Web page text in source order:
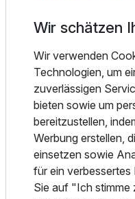
Für 4 Tage
Appartement Komfort
2 Erwachsene und 3 Kinder
Blumen bewachsene
In den großen
sich Kaminöfen, die
Nebensaison verbreiten.
können Sie entspannen.
Gelände.
Sie haben die
Urlaub zu genießen, ein
Ferienimmobilie zu
Wir schätzen
Wir verwenden
Technologien, um
zuverlässigen
bieten sowie um
bereitzustellen,
Werbung erstellen,
einsetzen sowie
für ein verbessertes
Sie auf "Ich stimme